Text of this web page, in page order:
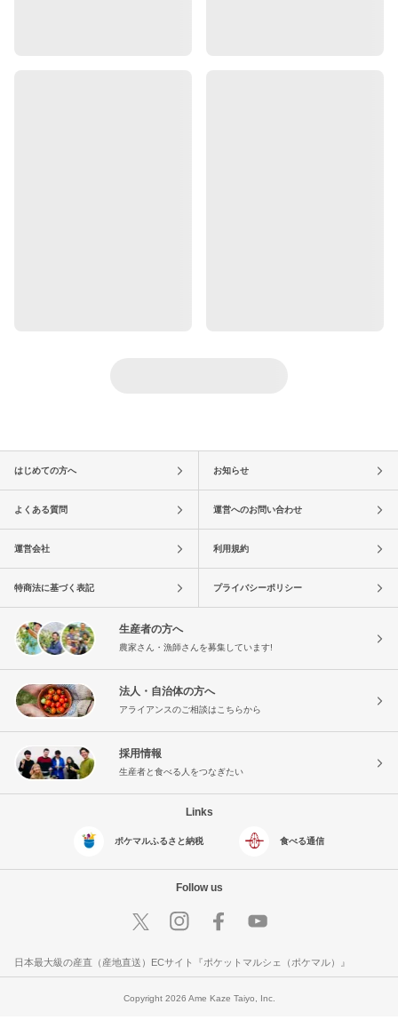
はじめての方へ お知らせ
よくある質問 運営へのお問い合わせ
運営会社 利用規約
特商法に基づく表記 プライバシーポリシー
生産者の方へ
農家さん・漁師さんを募集しています!
法人・自治体の方へ
アライアンスのご相談はこちらから
採用情報
生産者と食べる人をつなぎたい
Links
ポケマルふるさと納税 食べる通信
Follow us
日本最大級の産直（産地直送）ECサイト『ポケットマルシェ（ポケマル）』
Copyright 2026 Ame Kaze Taiyo, Inc.